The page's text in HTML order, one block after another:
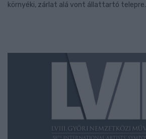
környéki, zárlat alá vont állattartó telepre.